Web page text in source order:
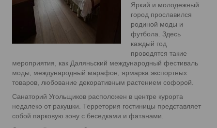
Яркий и молодежный
город прославился
родиной моды и
футбола. Здесь
каждый год
проводятся такие
мероприятия, как Даляньский международный фестиваль
моды, международный марафон, ярмарка экспортных
товаров, любование декоративным растением софорой.
Санаторий Угольщиков расположен в центре курорта
недалеко от ракушки. Терретория гостиницы представляет
собой парковую зону с беседками и фатанами.